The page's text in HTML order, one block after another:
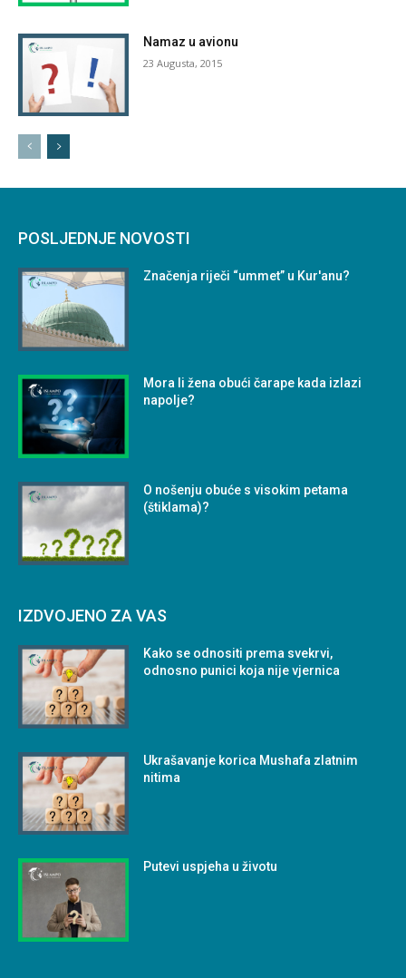
Namaz u avionu
23 Augusta, 2015
POSLJEDNJE NOVOSTI
Značenja riječi “ummet” u Kur'anu?
Mora li žena obući čarape kada izlazi
napolje?
O nošenju obuće s visokim petama
(štiklama)?
IZDVOJENO ZA VAS
Kako se odnositi prema svekrvi,
odnosno punici koja nije vjernica
Ukrašavanje korica Mushafa zlatnim
nitima
Putevi uspjeha u životu